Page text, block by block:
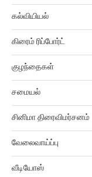
கல்வியியல்
கிரைம் ரிப்போர்ட்
குழந்தைகள்
சமையல்
சினிமா திரைவிமர்சனம்
வேலைவாய்ப்பு
வீடியோஸ்